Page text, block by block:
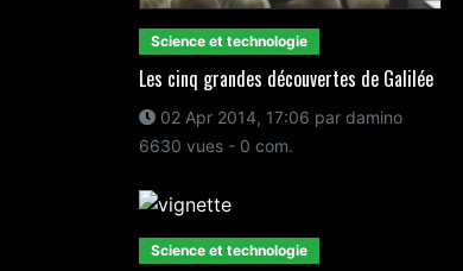
Science et technologie
Les cinq grandes découvertes de Galilée
02 Apr 2014, 17:06 par damino
6630 vues - 0 com.
Science et technologie